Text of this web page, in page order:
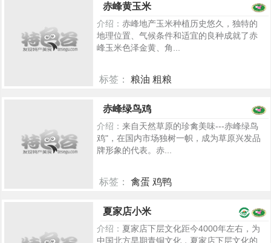
赤峰黄玉米
介绍： 赤峰地产玉米种植历史悠久，独特的
地理位置、气候条件和适宜的良种成就了赤
峰玉米色泽金黄、角...
标签： 粮油 粗粮
赤峰绿鸟鸡
介绍： 来自天然草原的珍禽美味---赤峰绿鸟
鸡"，在国内市场独树一帜，成为草原兴发品
牌形象的代表。赤...
标签： 禽蛋 鸡鸭
夏家店小米
介绍： 夏家店下层文化距今4000年左右，为
中国北方早期青铜文化，夏家店下层文化的